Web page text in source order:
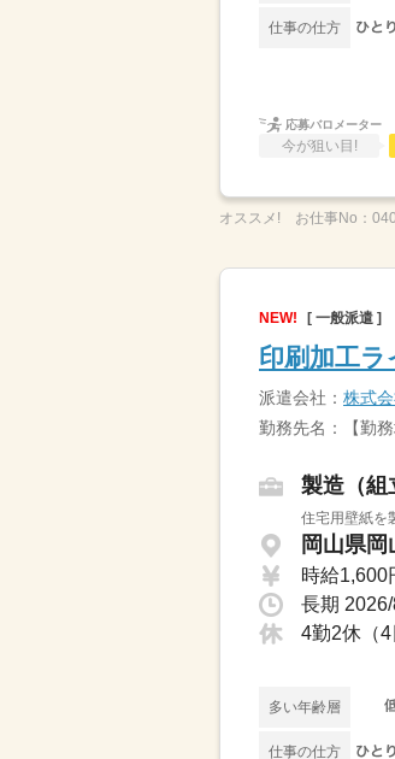
仕事の仕方
応募バロメーター
今が狙い目!
オススメ! お仕事No：
NEW! [ 一般派遣 ]
印刷加工
派遣会社： 株式
勤務先名：【勤
製造（組
住宅用壁紙を
岡山県岡
時給1,600
長期
4勤2休（
多い年齢層
仕事の仕方